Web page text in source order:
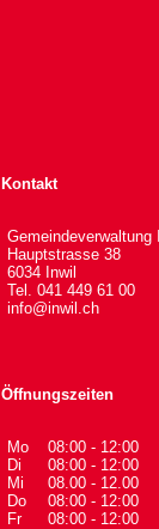
Kontakt
Gemeindeverwaltung
Hauptstrasse 38
6034 Inwil
Tel. 041 449 61 00
info@inwil.ch
Öffnungszeiten
Mo
Di
Mi
Do
Fr
08:00 - 12:00
08:00 - 12:00
08.00 - 12.00
08:00 - 12:00
08:00 - 12:00